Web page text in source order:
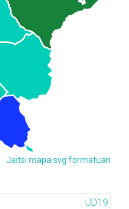
Jaitsi mapa svg formatuan
UD19